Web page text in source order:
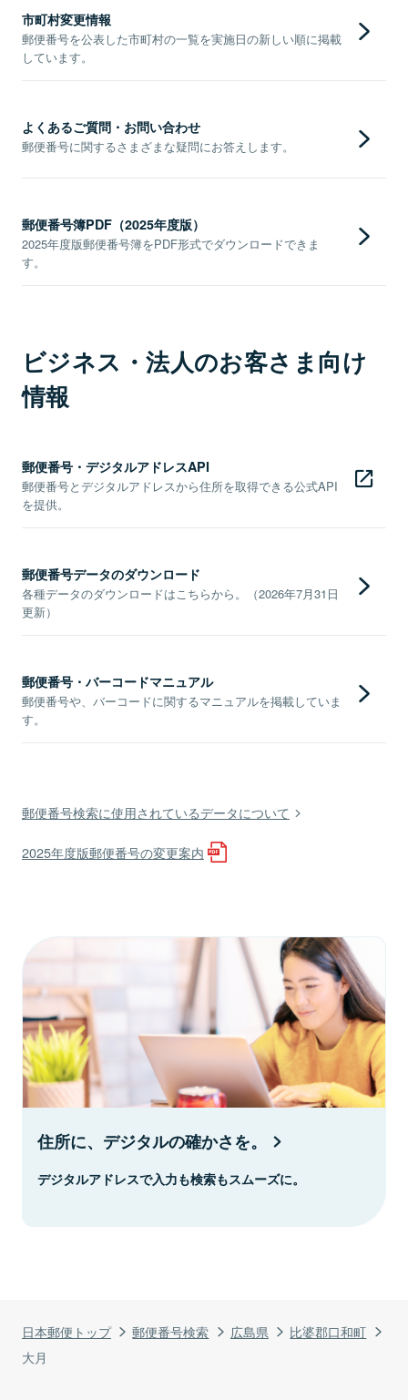
日本郵便トップ 郵便番号検索 広島県
比婆郡口和町
大月
市町村変更情報
郵便番号を公表した市町村の一覧を実施日の新しい順に掲載
しています。
よくあるご質問・お問い合わせ
郵便番号に関するさまざまな疑問にお答えします。
郵便番号簿PDF（2025年度版）
2025年度版郵便番号簿をPDF形式でダウンロードできま
す。
ビジネス・法人のお客さま向け
情報
郵便番号・デジタルアドレスAPI
郵便番号とデジタルアドレスから住所を取得できる公式API
を提供。
郵便番号データのダウンロード
各種データのダウンロードはこちらから。（2026年7月31日
更新）
郵便番号・バーコードマニュアル
郵便番号や、バーコードに関するマニュアルを掲載していま
す。
郵便番号検索に使用されているデータについて
2025年度版郵便番号の変更案内
住所に、デジタルの確かさを。
デジタルアドレスで入力も検索もスムーズに。